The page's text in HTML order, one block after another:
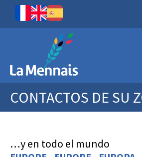
CONTACTOS DE SU
…y en todo el mundo